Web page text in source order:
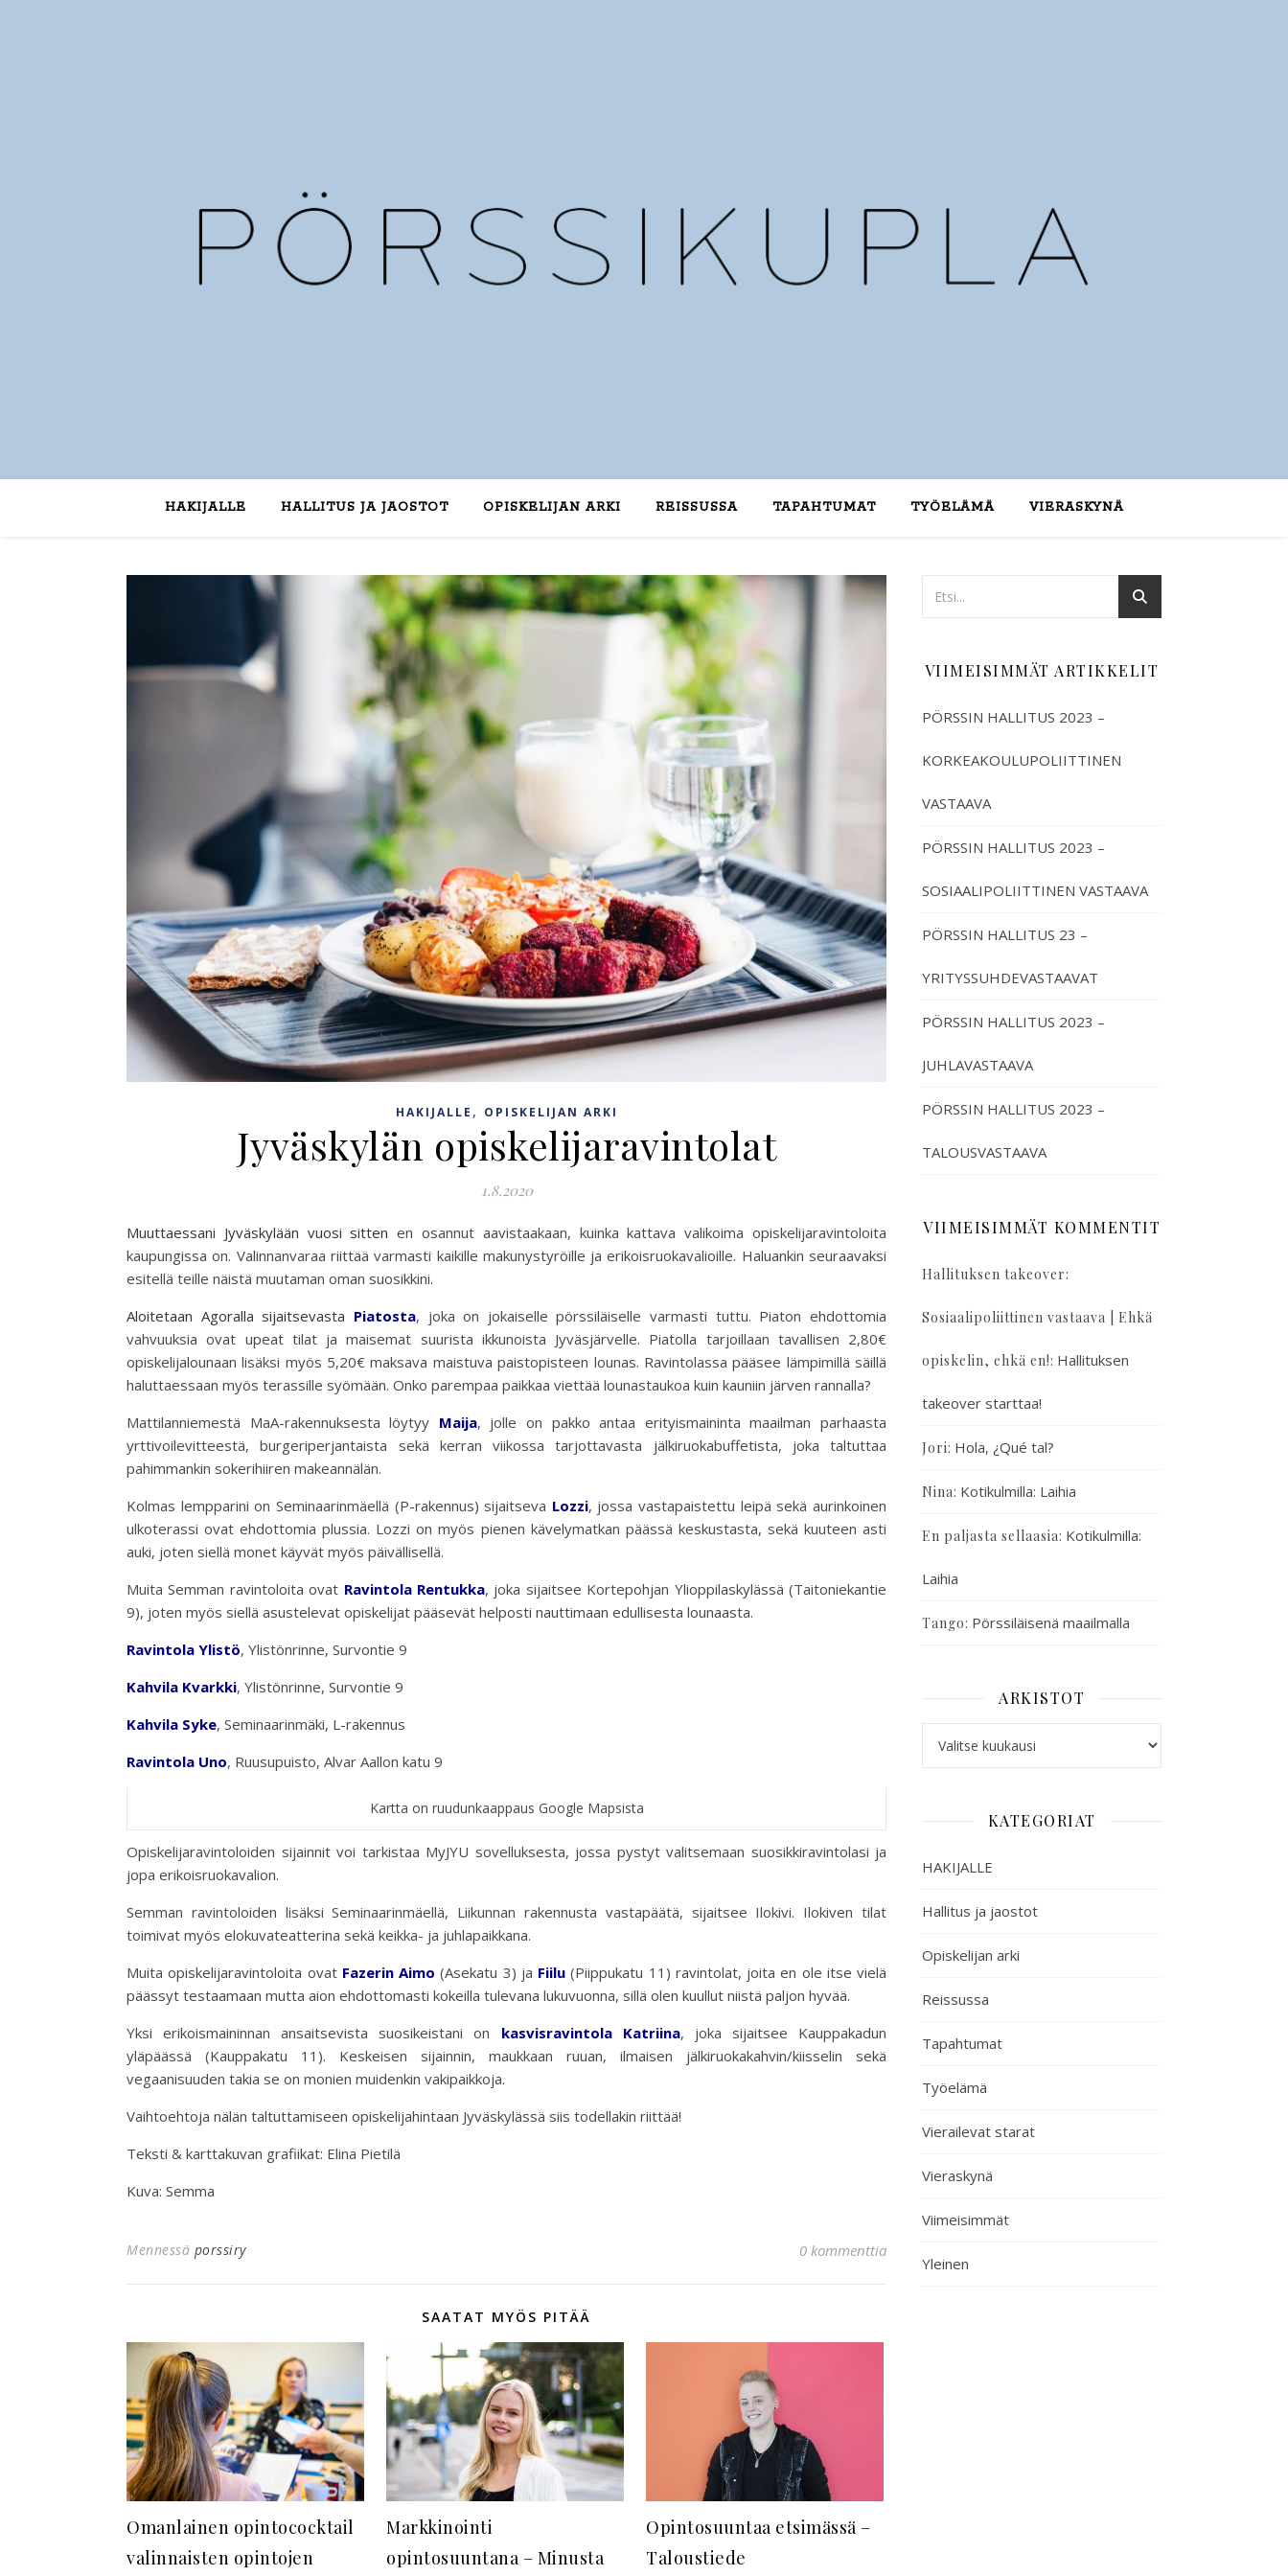
HAKIJALLE HALLITUS JA JAOSTOT OPISKELIJAN ARKI REISSUSSA TAPAHTUMAT TYÖELÄMÄ VIERASKYNÄ
HAKIJALLE , OPISKELIJAN ARKI
Jyväskylän opiskelijaravintolat
1.8.2020
Muuttaessani Jyväskylään vuosi sitten en osannut aavistaakaan, kuinka kattava valikoima opiskelijaravintoloita
kaupungissa on. Valinnanvaraa riittää varmasti kaikille makunystyröille ja erikoisruokavalioille. Haluankin seuraavaksi
esitellä teille näistä muutaman oman suosikkini.
Aloitetaan Agoralla sijaitsevasta Piatosta, joka on jokaiselle pörssiläiselle varmasti tuttu. Piaton ehdottomia
vahvuuksia ovat upeat tilat ja maisemat suurista ikkunoista Jyväsjärvelle. Piatolla tarjoillaan tavallisen 2,80€
opiskelijalounaan lisäksi myös 5,20€ maksava maistuva paistopisteen lounas. Ravintolassa pääsee lämpimillä säillä
haluttaessaan myös terassille syömään. Onko parempaa paikkaa viettää lounastaukoa kuin kauniin järven rannalla?
Mattilanniemestä MaA-rakennuksesta löytyy Maija, jolle on pakko antaa erityismaininta maailman parhaasta
yrttivoilevitteestä, burgeriperjantaista sekä kerran viikossa tarjottavasta jälkiruokabuffetista, joka taltuttaa
pahimmankin sokerihiiren makeannälän.
Kolmas lempparini on Seminaarinmäellä (P-rakennus) sijaitseva Lozzi, jossa vastapaistettu leipä sekä aurinkoinen
ulkoterassi ovat ehdottomia plussia. Lozzi on myös pienen kävelymatkan päässä keskustasta, sekä kuuteen asti
auki, joten siellä monet käyvät myös päivällisellä.
Muita Semman ravintoloita ovat Ravintola Rentukka, joka sijaitsee Kortepohjan Ylioppilaskylässä (Taitoniekantie
9), joten myös siellä asustelevat opiskelijat pääsevät helposti nauttimaan edullisesta lounaasta.
Ravintola Ylistö, Ylistönrinne, Survontie 9
Kahvila Kvarkki, Ylistönrinne, Survontie 9
Kahvila Syke, Seminaarinmäki, L-rakennus
Ravintola Uno, Ruusupuisto, Alvar Aallon katu 9
Kartta on ruudunkaappaus Google Mapsista
Opiskelijaravintoloiden sijainnit voi tarkistaa MyJYU sovelluksesta, jossa pystyt valitsemaan suosikkiravintolasi ja
jopa erikoisruokavalion.
Semman ravintoloiden lisäksi Seminaarinmäellä, Liikunnan rakennusta vastapäätä, sijaitsee Ilokivi. Ilokiven tilat
toimivat myös elokuvateatterina sekä keikka- ja juhlapaikkana.
Muita opiskelijaravintoloita ovat Fazerin Aimo (Asekatu 3) ja Fiilu (Piippukatu 11) ravintolat, joita en ole itse vielä
päässyt testaamaan mutta aion ehdottomasti kokeilla tulevana lukuvuonna, sillä olen kuullut niistä paljon hyvää.
Yksi erikoismaininnan ansaitsevista suosikeistani on kasvisravintola Katriina, joka sijaitsee Kauppakadun
yläpäässä (Kauppakatu 11). Keskeisen sijainnin, maukkaan ruuan, ilmaisen jälkiruokakahvin/kiisselin sekä
vegaanisuuden takia se on monien muidenkin vakipaikkoja.
Vaihtoehtoja nälän taltuttamiseen opiskelijahintaan Jyväskylässä siis todellakin riittää!
Teksti & karttakuvan grafiikat: Elina Pietilä
Kuva: Semma
Mennessä porssiry 0 kommenttia
SAATAT MYÖS PITÄÄ
Omanlainen opintococktail
valinnaisten opintojen
Markkinointi
opintosuuntana – Minusta
Opintosuuntaa etsimässä –
Taloustiede
VIIMEISIMMÄT ARTIKKELIT
PÖRSSIN HALLITUS 2023 –
KORKEAKOULUPOLIITTINEN
VASTAAVA
PÖRSSIN HALLITUS 2023 –
SOSIAALIPOLIITTINEN VASTAAVA
PÖRSSIN HALLITUS 23 –
YRITYSSUHDEVASTAAVAT
PÖRSSIN HALLITUS 2023 –
JUHLAVASTAAVA
PÖRSSIN HALLITUS 2023 –
TALOUSVASTAAVA
VIIMEISIMMÄT KOMMENTIT
Hallituksen takeover:
Sosiaalipoliittinen vastaava | Ehkä
opiskelin, ehkä en!: Hallituksen
takeover starttaa!
Jori: Hola, ¿Qué tal?
Nina: Kotikulmilla: Laihia
En paljasta sellaasia: Kotikulmilla:
Laihia
Tango: Pörssiläisenä maailmalla
ARKISTOT
KATEGORIAT
HAKIJALLE
Hallitus ja jaostot
Opiskelijan arki
Reissussa
Tapahtumat
Työelämä
Vierailevat starat
Vieraskynä
Viimeisimmät
Yleinen